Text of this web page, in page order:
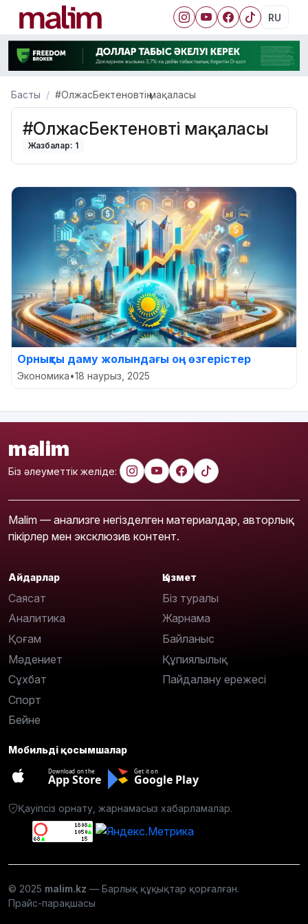
RU
Басты #ОлжасБектеновтің мақаласы
#ОлжасБектеновтің мақаласы
Жазбалар: 1
Орнықты даму жолындағы оң өзгерістер
Экономика•18 наурыз, 2025
malim
Біз әлеуметтік желіде:
Malim — анализге негізделген материалдар, авторлық
пікірлер мен эксклюзив контент.
Айдарлар
Саясат
Аналитика
Қоғам
Мәдениет
Сұхбат
Спорт
Бейне
Қызмет
Біз туралы
Жарнама
Байланыс
Құпиялылық
Пайдалану ережесі
Мобильді қосымшалар
Download on the
App Store
Get it on
Google Play
Қауіпсіз орнату, жарнамасыз хабарламалар.
© 2025 malim.kz — Барлық құқықтар қорғалған.
Прайс-парақшасы